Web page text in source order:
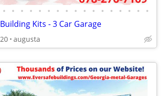
• • • • • • • • • • • • • • • • •
Kits - 3 Car Garage
augusta